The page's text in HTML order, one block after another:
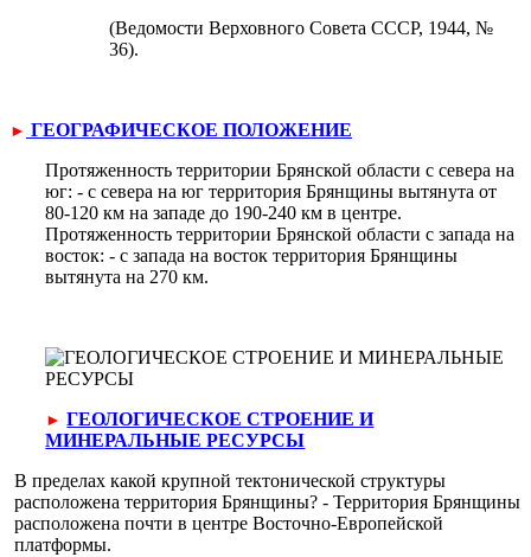
(Ведомости Верховного Совета СССР, 1944, №
36).
► ГЕОГРАФИЧЕСКОЕ ПОЛОЖЕНИЕ
Протяженность территории Брянской области с севера на
юг: - с севера на юг территория Брянщины вытянута от
80-120 км на западе до 190-240 км в центре.
Протяженность территории Брянской области с запада на
восток: - с запада на восток территория Брянщины
вытянута на 270 км.
►ГЕОЛОГИЧЕСКОЕ СТРОЕНИЕ И
МИНЕРАЛЬНЫЕ РЕСУРСЫ
В пределах какой крупной тектонической структуры
расположена территория Брянщины? - Территория Брянщины
расположена почти в центре Восточно-Европейской
платформы.